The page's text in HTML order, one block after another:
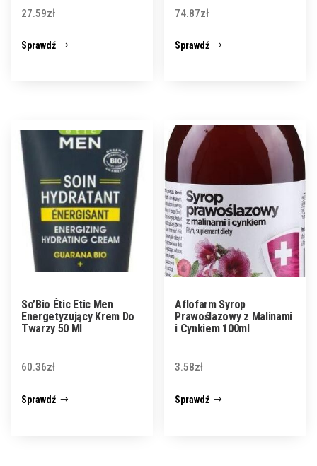
27.59zł
Sprawdź
74.87zł
Sprawdź
So’Bio Étic Etic Men
Energetyzujący Krem Do
Twarzy 50 Ml
60.36zł
Sprawdź
Aflofarm Syrop
Prawoślazowy z Malinami
i Cynkiem 100ml
3.58zł
Sprawdź